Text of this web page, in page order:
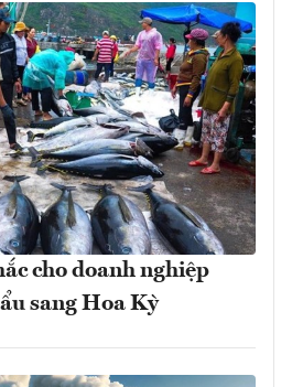
cho doanh nghiệp
sang Hoa Kỳ